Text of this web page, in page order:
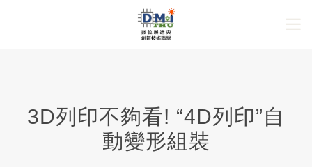
3D列印不夠看! “4D列印”自
動變形組裝